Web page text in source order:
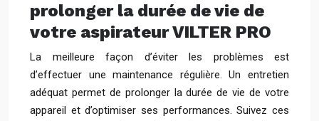
prolonger la durée de vie de
votre aspirateur VILTER PRO
La meilleure façon d’éviter les problèmes est
d’effectuer une maintenance régulière. Un entretien
adéquat permet de prolonger la durée de vie de votre
appareil et d’optimiser ses performances. Suivez ces